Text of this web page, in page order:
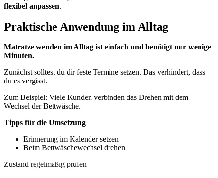
flexibel anpassen.
Praktische Anwendung im Alltag
Matratze wenden im Alltag ist einfach und benötigt nur wenige
Minuten.
Zunächst solltest du dir feste Termine setzen. Das verhindert, dass
du es vergisst.
Zum Beispiel: Viele Kunden verbinden das Drehen mit dem
Wechsel der Bettwäsche.
Tipps für die Umsetzung
Erinnerung im Kalender setzen
Beim Bettwäschewechsel drehen
Zustand regelmäßig prüfen